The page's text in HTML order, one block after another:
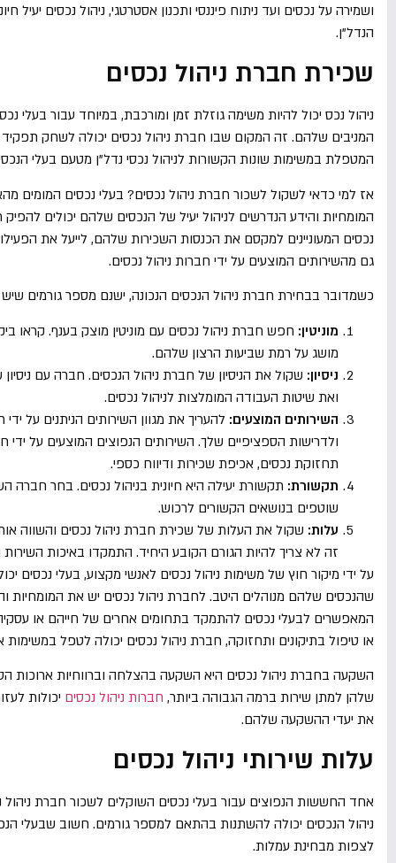
ושמירה על נכסים ועד ניתוח פיננסי ותכנון אסטרטגי, ניהול נכסים
הנדל"ן.
שכירת חברת ניהול נכסים
ניהול נכס יכול להיות משימה גוזלת זמן ומורכבת, במיוחד עבור בעלי
המניבים שלהם. זה המקום שבו חברת ניהול נכסים יכולה לשחק תפקיד
המטפלת במשימות שונות הקשורות לניהול נכסי נדל"ן מטעם בעלי
אז למי כדאי לשקול לשכור חברת ניהול נכסים? בעלי נכסים המומים
המומחיות והידע הנדרשים לניהול יעיל של הנכסים שלהם יכולים
נכסים המעוניינים למקסם את הכנסות השכירות שלהם, לייעל את
גם מהשירותים המוצעים על ידי חברות ניהול נכסים.
כשמדובר בבחירת חברת ניהול הנכסים הנכונה, ישנם מספר גורמים
מוניטין: חפש חברת ניהול נכסים עם מוניטין מוצק בענף. קראו
מושג על רמת שביעות הרצון שלהם.
ניסיון: שקול את הניסיון של חברת ניהול הנכסים. חברה עם
ואת שיטות העבודה המומלצות לניהול נכסים.
השירותים המוצעים: להעריך את מגוון השירותים הניתנים על
ולדרישות הספציפיים שלך. השירותים הנפוצים המוצעים על ידי
תחזוקת נכסים, אכיפת שכירות ודיווח כספי.
תקשורת: תקשורת יעילה היא חיונית בניהול נכסים. בחר
שוטפים בנושאים הקשורים לרכוש.
עלות: שקול את העלות של שכירת חברת ניהול נכסים והשווה
זה לא צריך להיות הגורם הקובע היחיד. התמקדו באיכות
על ידי מיקור חוץ של משימות ניהול נכסים לאנשי מקצוע, בעלי
שהנכסים שלהם מנוהלים היטב. לחברת ניהול נכסים יש את המומחיות
המאפשרים לבעלי נכסים להתמקד בתחומים אחרים של חייהם או
או טיפול בתיקונים ותחזוקה, חברת ניהול נכסים יכולה לטפל במשימות
השקעה בחברת ניהול נכסים היא השקעה בהצלחה וברווחיות ארוכות
שלהן למתן שירות ברמה הגבוהה ביותר, חברות ניהול נכסים יכולות
את יעדי ההשקעה שלהם.
עלות שירותי ניהול נכסים
אחד החששות הנפוצים עבור בעלי נכסים השוקלים לשכור חברת ניהול
ניהול הנכסים יכולה להשתנות בהתאם למספר גורמים. חשוב שבעלי
לצפות מבחינת עמלות.